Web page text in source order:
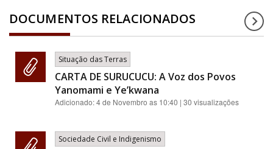
DOCUMENTOS RELACIONADOS
Situação das Terras
CARTA DE SURUCUCU: A Voz dos Povos
Yanomami e Ye’kwana
Adicionado:4 de Novembro as 10:40 | 30 visualizações
Sociedade Civil e Indigenismo